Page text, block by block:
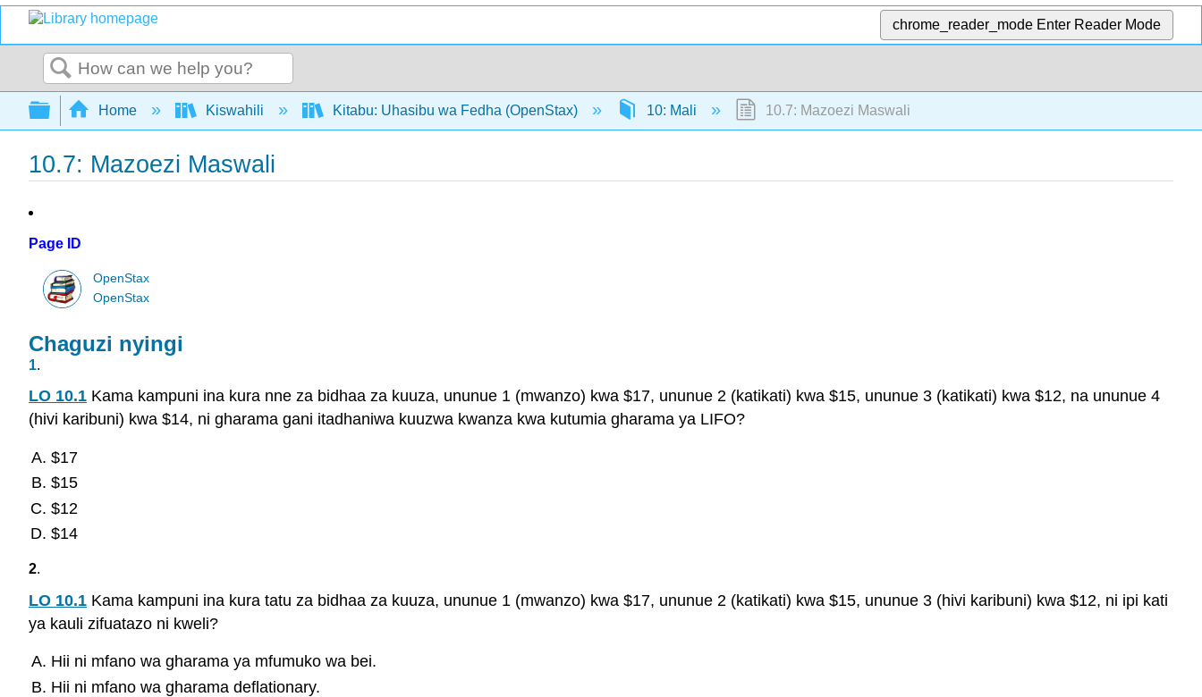
chrome_reader_mode Enter Reader Mode
Search
Expand/collapse global hierarchy
Home Kiswahili Kitabu: Uhasibu wa Fedha (OpenStax) 10: Mali 10.7: Mazoezi Maswali
10.7: Mazoezi Maswali
Page ID
OpenStax
OpenStax
Chaguzi nyingi
1.
LO 10.1 Kama kampuni ina kura nne za bidhaa za kuuza, ununue 1 (mwanzo) kwa $17, ununue 2 (katikati) kwa $15, ununue 3 (katikati) kwa $12, na ununue 4
(hivi karibuni) kwa $14, ni gharama gani itadhaniwa kuuzwa kwanza kwa kutumia gharama ya LIFO?
$17
$15
$12
$14
2.
LO 10.1 Kama kampuni ina kura tatu za bidhaa za kuuza, ununue 1 (mwanzo) kwa $17, ununue 2 (katikati) kwa $15, ununue 3 (hivi karibuni) kwa $12, ni ipi kati
ya kauli zifuatazo ni kweli?
Hii ni mfano wa gharama ya mfumuko wa bei.
Hii ni mfano wa gharama deflationary.